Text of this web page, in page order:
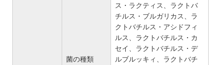
菌の種類
ス・ラクティス、ラクトバ
チルス・ブルガリカス、ラ
クトバチルス・アシドフィ
ルス、ラクトバチルス・カ
セイ、ラクトバチルス・デ
ルブルッキィ、ラクトバチ